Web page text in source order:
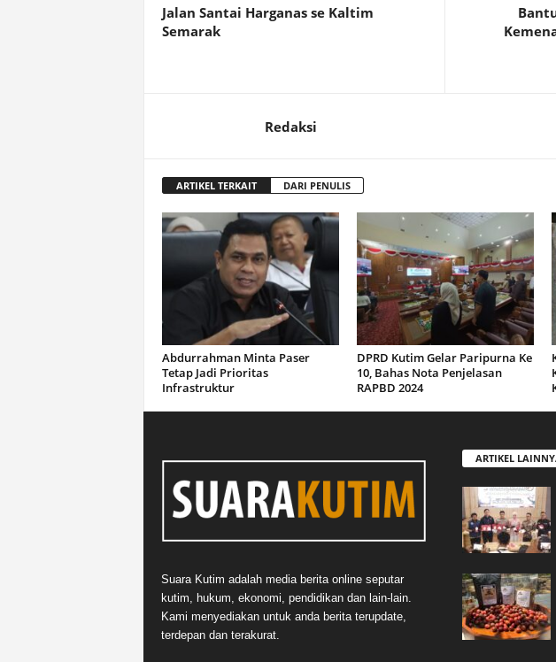
Jalan Santai Harganas se Kaltim
Semarak
Redaksi
ARTIKEL TERKAIT DARI PENULIS
Abdurrahman Minta Paser
Tetap Jadi Prioritas
Infrastruktur
DPRD Kutim Gelar Paripurna Ke
10, Bahas Nota Penjelasan
RAPBD 2024
Suara Kutim adalah media berita online seputar
kutim, hukum, ekonomi, pendidikan dan lain-lain.
Kami menyediakan untuk anda berita terupdate,
terdepan dan terakurat.
ARTIKEL